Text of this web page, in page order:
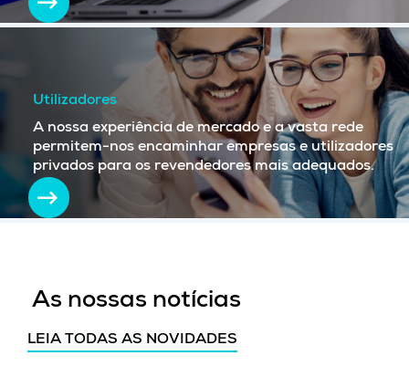
Utilizadores
A nossa experiência de mercado e a vasta rede
permitem-nos encaminhar empresas e utilizadores
privados para os revendedores mais adequados.
As nossas notícias
LEIA TODAS AS NOVIDADES